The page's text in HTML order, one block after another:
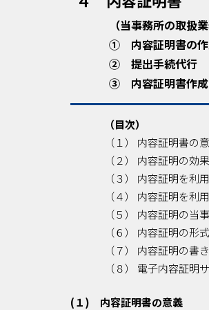
（当事務所の取扱業
① 内容証明書の作
② 提出手続代行
③ 内容証明書作成
（目次）
（１） 内容証明書の
（２） 内容証明の効果
（３） 内容証明を利
（４） 内容証明を利
（５） 内容証明の当
（６） 内容証明の形式
（７） 内容証明の書
（８） 電子内容証明
(１) 内容証明書の意義